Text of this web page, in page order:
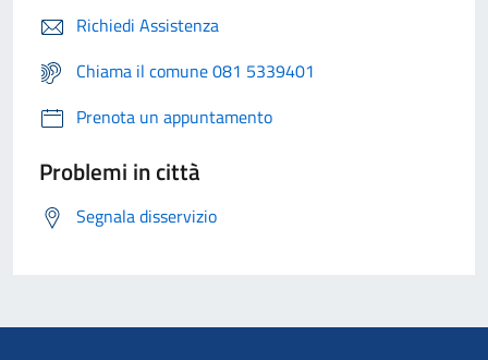
Richiedi Assistenza
Chiama il comune 081 5339401
Prenota un appuntamento
Problemi in città
Segnala disservizio